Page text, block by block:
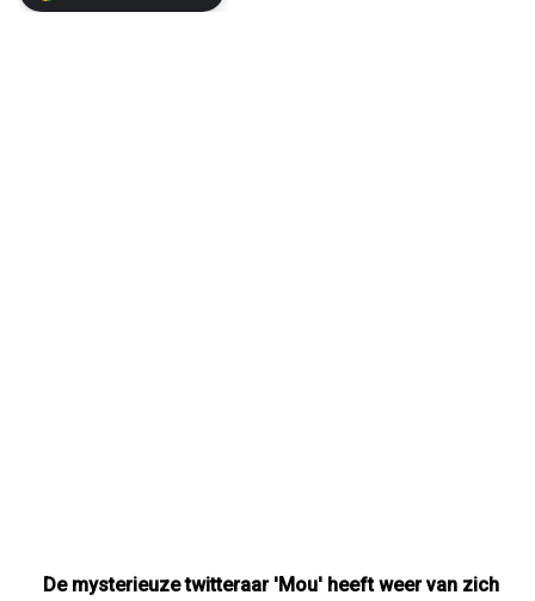
De mysterieuze twitteraar 'Mou' heeft weer van zich